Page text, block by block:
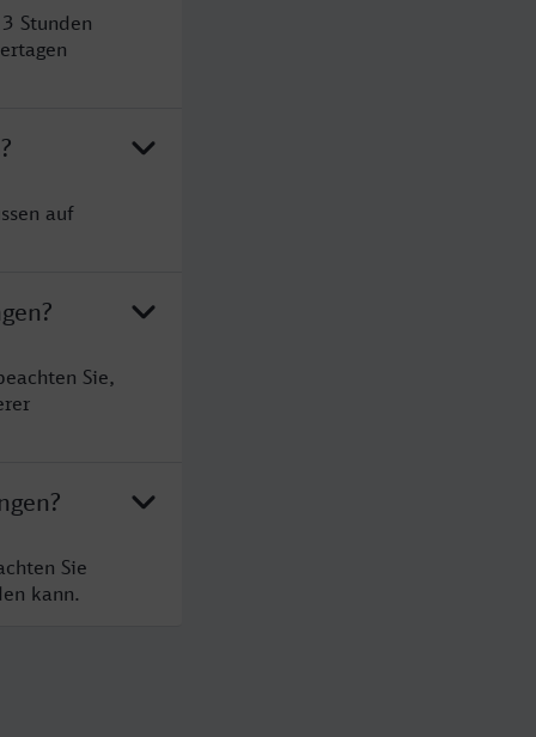
Stunden
auf
Sie,
Sie
kann.